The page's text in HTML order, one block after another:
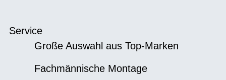
Service
Große Auswahl aus Top-Marken
Fachmännische Montage